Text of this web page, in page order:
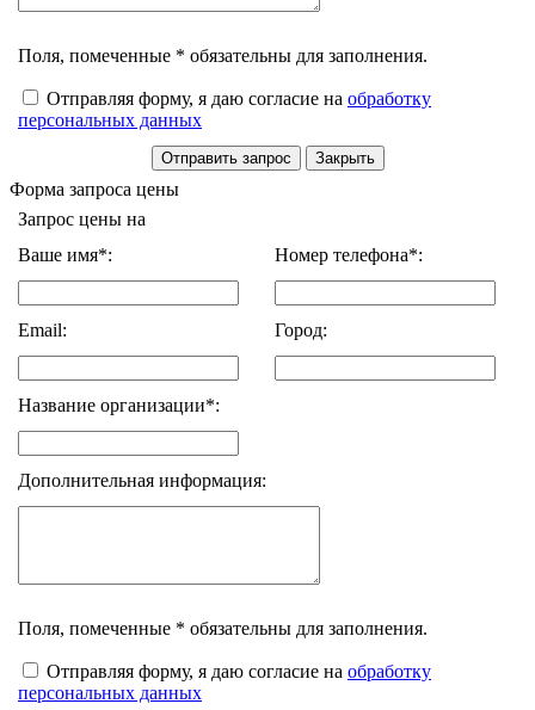
Поля, помеченные * обязательны для заполнения.
Отправляя форму, я даю согласие на обработку
персональных данных
Форма запроса цены
Запрос цены на
Ваше имя*:
Номер телефона*:
Email: Город:
Название организации*:
Дополнительная информация:
Поля, помеченные * обязательны для заполнения.
Отправляя форму, я даю согласие на обработку
персональных данных